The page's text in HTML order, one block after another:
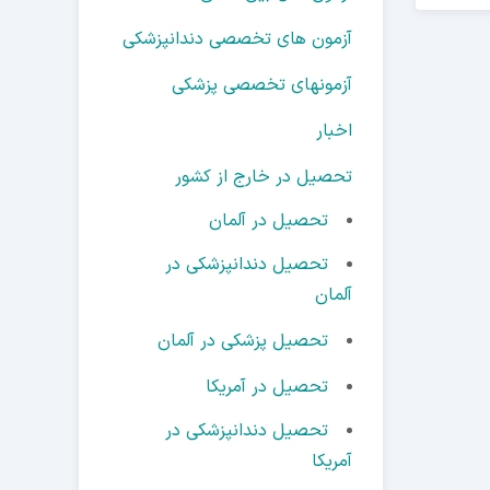
آزمون های تخصصی دندانپزشکی
آزمونهای تخصصی پزشکی
اخبار
تحصیل در خارج از کشور
تحصیل در آلمان
تحصیل دندانپزشکی در
آلمان
تحصیل پزشکی در آلمان
تحصیل در آمریکا
تحصیل دندانپزشکی در
آمریکا